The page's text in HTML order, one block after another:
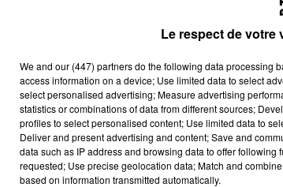
Le respect de votre
We and our (447) partnersdo the following data processing
access information on a device; Use limited data to select
select personalised advertising; Measure advertising
statistics or combinations of data from different sources;
profiles to select personalised content; Use limited data to
Deliver and present advertising and content; Save and
data such as IP address and browsing data to offer
requested; Use precise geolocation data; Match and
based on information transmitted automatically.